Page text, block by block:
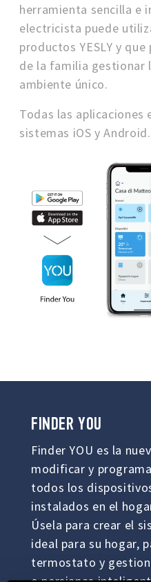
herramienta sencilla e
electricista puede
productos YESLY y
de la familia gestionar
ambiente único.
Todas las aplicaciones
sistemas iOS y Android.
FINDER YOU
Finder YOU es la
modificar y
todos los
instalados en el
Úsela para crear el
ideal para su hogar,
termostato y